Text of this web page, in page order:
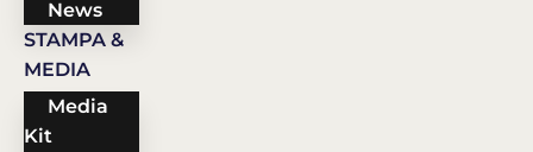
News
STAMPA &
MEDIA
Media
Kit